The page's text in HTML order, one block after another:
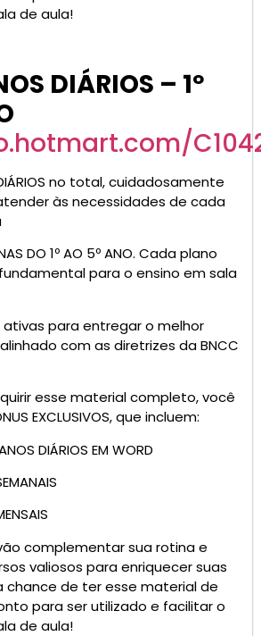
de aula!
DIÁRIOS – 1º
no total, cuidadosamente
às necessidades de cada
DO 1º AO 5º ANO. Cada plano
para o ensino em sala
para entregar o melhor
com as diretrizes da BNCC
esse material completo, você
EXCLUSIVOS, que incluem:
DIÁRIOS EM WORD
complementar sua rotina e
valiosos para enriquecer suas
chance de ter esse material de
para ser utilizado e facilitar o
de aula!